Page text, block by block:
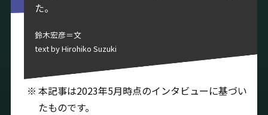
た。
鈴木宏彦＝文
text by Hirohiko Suzuki
本記事は2023年5月時点のインタビューに基づい
たものです。